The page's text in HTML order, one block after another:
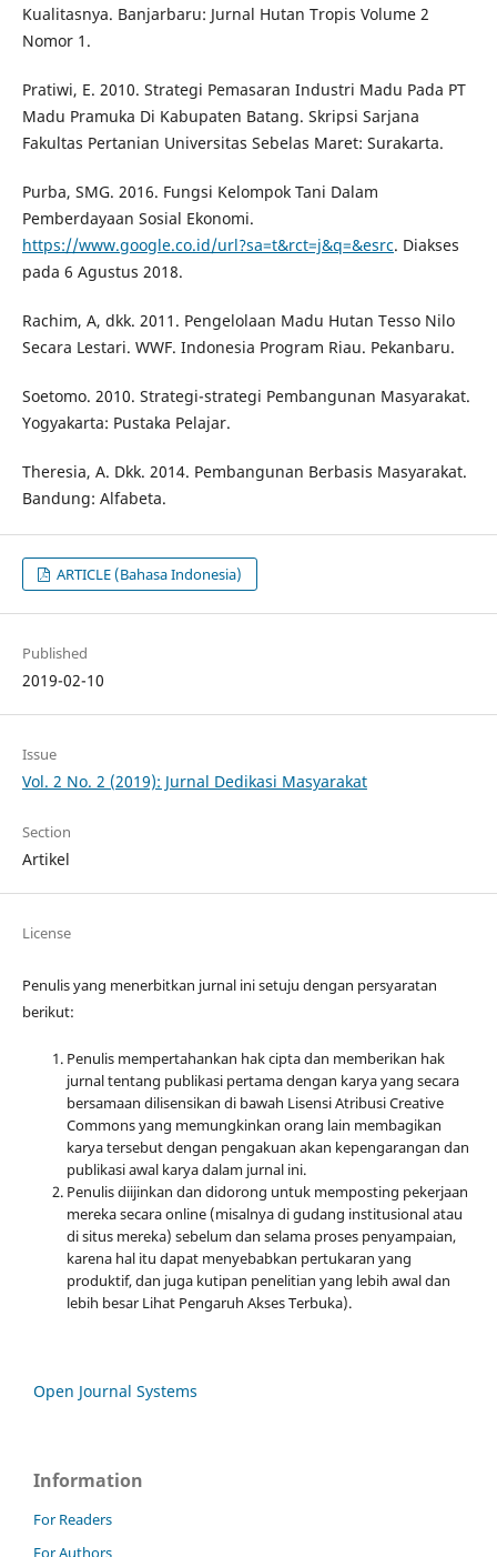
Kualitasnya. Banjarbaru: Jurnal Hutan Tropis Volume 2
Nomor 1.
Pratiwi, E. 2010. Strategi Pemasaran Industri Madu Pada PT
Madu Pramuka Di Kabupaten Batang. Skripsi Sarjana
Fakultas Pertanian Universitas Sebelas Maret: Surakarta.
Purba, SMG. 2016. Fungsi Kelompok Tani Dalam
Pemberdayaan Sosial Ekonomi.
https://www.google.co.id/url?sa=t&rct=j&q=&esrc. Diakses
pada 6 Agustus 2018.
Rachim, A, dkk. 2011. Pengelolaan Madu Hutan Tesso Nilo
Secara Lestari. WWF. Indonesia Program Riau. Pekanbaru.
Soetomo. 2010. Strategi-strategi Pembangunan Masyarakat.
Yogyakarta: Pustaka Pelajar.
Theresia, A. Dkk. 2014. Pembangunan Berbasis Masyarakat.
Bandung: Alfabeta.
ARTICLE (Bahasa Indonesia)
Published
2019-02-10
Issue
Vol. 2 No. 2 (2019): Jurnal Dedikasi Masyarakat
Section
Artikel
License
Penulis yang menerbitkan jurnal ini setuju dengan persyaratan
berikut:
Penulis mempertahankan hak cipta dan memberikan hak
jurnal tentang publikasi pertama dengan karya yang secara
bersamaan dilisensikan di bawah Lisensi Atribusi Creative
Commons yang memungkinkan orang lain membagikan
karya tersebut dengan pengakuan akan kepengarangan dan
publikasi awal karya dalam jurnal ini.
Penulis diijinkan dan didorong untuk memposting pekerjaan
mereka secara online (misalnya di gudang institusional atau
di situs mereka) sebelum dan selama proses penyampaian,
karena hal itu dapat menyebabkan pertukaran yang
produktif, dan juga kutipan penelitian yang lebih awal dan
lebih besar Lihat Pengaruh Akses Terbuka).
Open Journal Systems
Information
For Readers
For Authors